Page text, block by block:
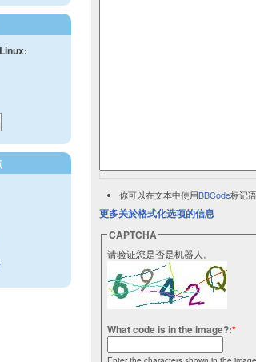
你可以在文本中使用BBCode标记
更多关於格式化选项的信息
CAPTCHA
请验证您是否是机器人。
What code is in the image?:*